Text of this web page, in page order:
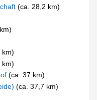
(ca. 28,2 km)
km)
km)
(ca. 37 km)
(ca. 37,7 km)